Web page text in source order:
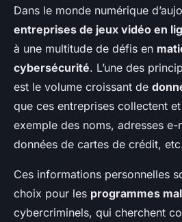
Dans le monde numérique
entreprises de jeux vidéo en
à une multitude de défis en
cybersécurité. L’une des
est le volume croissant de
que ces entreprises collectent
exemple des noms, adresses
données de cartes de crédit,
Ces informations personnelles
choix pour les programmes
cybercriminels, qui cherchent